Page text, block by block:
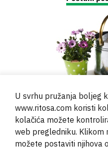
© 2000 - 2024
U svrhu pružanja boljeg
www.ritosa.com koristi
kolačića možete
web pregledniku. Klikom
možete postaviti njihova